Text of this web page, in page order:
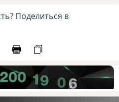
Поделиться в